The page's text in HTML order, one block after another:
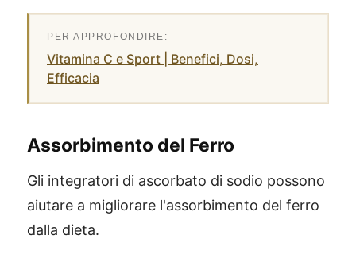
Vitamina C e Sport | Benefici, Dosi,
Efficacia
Assorbimento del Ferro
Gli integratori di ascorbato di sodio possono
aiutare a migliorare l'assorbimento del ferro
dalla dieta.